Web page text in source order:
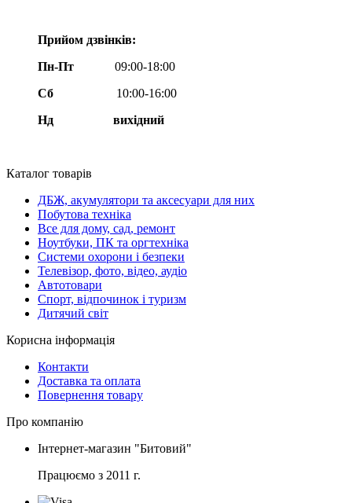
Прийом дзвінків:
Пн-Пт
09:00-18:00
Сб
10:00-16:00
Нд вихідний
Каталог товарів
ДБЖ, акумулятори та аксесуари для них
Побутова техніка
Все для дому, сад, ремонт
Ноутбуки, ПК та оргтехніка
Системи охорони і безпеки
Телевізор, фото, відео, аудіо
Автотовари
Спорт, відпочинок і туризм
Дитячий світ
Корисна інформація
Контакти
Доставка та оплата
Повернення товару
Про компанію
Інтернет-магазин "Битовий"
Працюємо з 2011 г.